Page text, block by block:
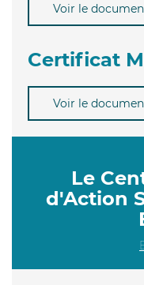
Voir le
Certificat
Voir le
Le
d'Action